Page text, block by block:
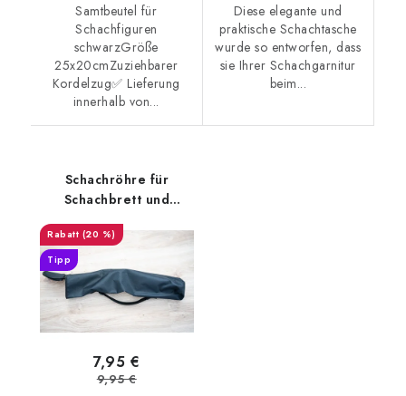
Samtbeutel für
Schachfiguren
schwarzGröße
25x20cmZuziehbarer
Kordelzug✅ Lieferung
innerhalb von...
Diese elegante und
praktische Schachtasche
wurde so entworfen, dass
sie Ihrer Schachgarnitur
beim...
Schachröhre für
Schachbrett und
(20 %)
Tipp
7,95 €
9,95 €